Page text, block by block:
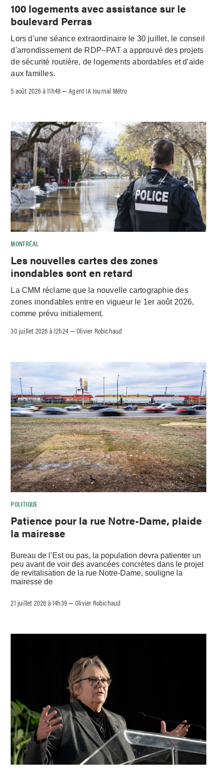
100 logements avec assistance sur le
boulevard Perras
Lors d'une séance extraordinaire le 30 juillet, le conseil
d'arrondissement de RDP–PAT a approuvé des projets
de sécurité routière, de logements abordables et d'aide
aux familles.
5 août 2026 à 11h48 –Agent IA Journal Métro
MONTRÉAL
Les nouvelles cartes des zones
inondables sont en retard
La CMM réclame que la nouvelle cartographie des
zones inondables entre en vigueur le 1er août 2026,
comme prévu initialement.
30 juillet 2026 à 12h24 –Olivier Robichaud
POLITIQUE
Patience pour la rue Notre-Dame, plaide
la mairesse
Bureau de l’Est ou pas, la population devra patienter un
peu avant de voir des avancées concrètes dans le projet
de revitalisation de la rue Notre-Dame, souligne la
mairesse de
21 juillet 2026 à 14h39 –Olivier Robichaud